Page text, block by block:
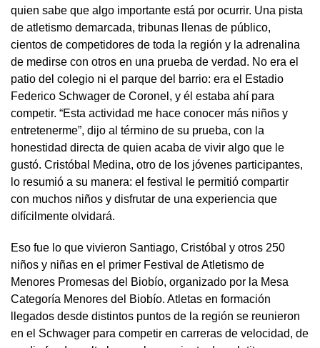
quien sabe que algo importante está por ocurrir. Una pista
de atletismo demarcada, tribunas llenas de público,
cientos de competidores de toda la región y la adrenalina
de medirse con otros en una prueba de verdad. No era el
patio del colegio ni el parque del barrio: era el Estadio
Federico Schwager de Coronel, y él estaba ahí para
competir. “Esta actividad me hace conocer más niños y
entretenerme”, dijo al término de su prueba, con la
honestidad directa de quien acaba de vivir algo que le
gustó. Cristóbal Medina, otro de los jóvenes participantes,
lo resumió a su manera: el festival le permitió compartir
con muchos niños y disfrutar de una experiencia que
difícilmente olvidará.
Eso fue lo que vivieron Santiago, Cristóbal y otros 250
niños y niñas en el primer Festival de Atletismo de
Menores Promesas del Biobío, organizado por la Mesa
Categoría Menores del Biobío. Atletas en formación
llegados desde distintos puntos de la región se reunieron
en el Schwager para competir en carreras de velocidad, de